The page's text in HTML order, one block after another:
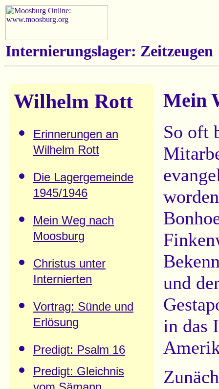
Internierungslager: Zeitzeugen
Wilhelm Rott
Erinnerungen an
Wilhelm Rott
Die Lagergemeinde
1945/1946
Mein Weg nach
Moosburg
Christus unter
Internierten
Vortrag: Sünde und
Erlösung
Predigt: Psalm 16
Predigt: Gleichnis
Mein
So oft
und
in das